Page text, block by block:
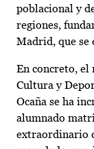
poblacional y
regiones,
Madrid, que se
En concreto, el
Cultura y
Ocaña se ha
alumnado
extraordinario